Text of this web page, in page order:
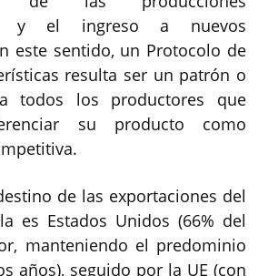
y el ingreso a nuevos
este sentido, un Protocolo de
resulta ser un patrón o
todos los productores que
su producto como
de las exportaciones del
es Estados Unidos (66% del
manteniendo el predominio
años), seguido por la UE (con